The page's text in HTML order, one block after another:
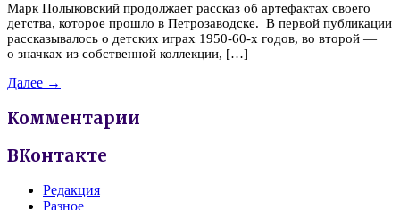
Марк Полыковский продолжает рассказ об артефактах своего
детства, которое прошло в Петрозаводске. В первой публикации
рассказывалось о детских играх 1950-60-х годов, во второй —
о значках из собственной коллекции, […]
Далее →
Комментарии
ВКонтакте
Редакция
Разное